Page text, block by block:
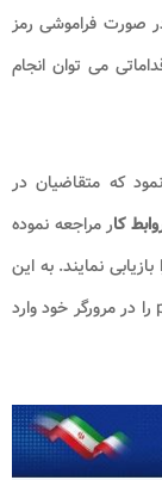
صورت فراموشی رمز
می توان انجام
که متقاضیان در
کار مراجعه نموده
نمایند. به این
منظور، شخص باید نشانی اینترنتی prkar.mcls.gov.ir را در مرورگر خود وارد